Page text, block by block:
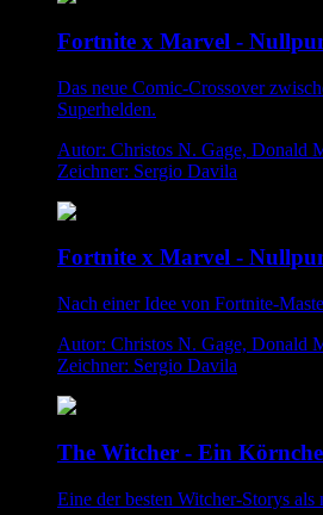
Fortnite x Marvel -
Das neue Comic-Crossover
Superhelden.
Autor: Christos N. Gage, Donald
Zeichner: Sergio Davila
Fortnite x Marvel -
Nach einer Idee von Fortnite-
Autor: Christos N. Gage, Donald
Zeichner: Sergio Davila
The Witcher - Ein
Eine der besten Witcher-Storys als